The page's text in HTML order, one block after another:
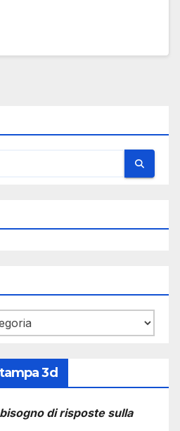
3d
di risposte sulla